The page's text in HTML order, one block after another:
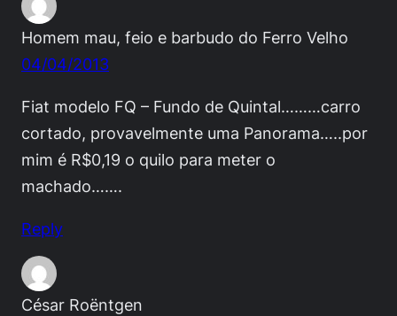
Homem mau, feio e barbudo do Ferro Velho
04/04/2013
Fiat modelo FQ – Fundo de Quintal………carro
cortado, provavelmente uma Panorama…..por
mim é R$0,19 o quilo para meter o
machado…….
Reply
César Roëntgen